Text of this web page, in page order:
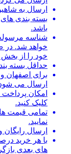
ارسال به
بسته بندی
باشد.
شناسه
خواهد شد. در
خود را از بخش
حداقل بسته بندی در
برای اصفهان
ارسال می
امکان
کلیک کنید.
تمامی قیمت ها
نمایید.
ارسال رایگان ویژه خرید
با هر خرید
های بعدی